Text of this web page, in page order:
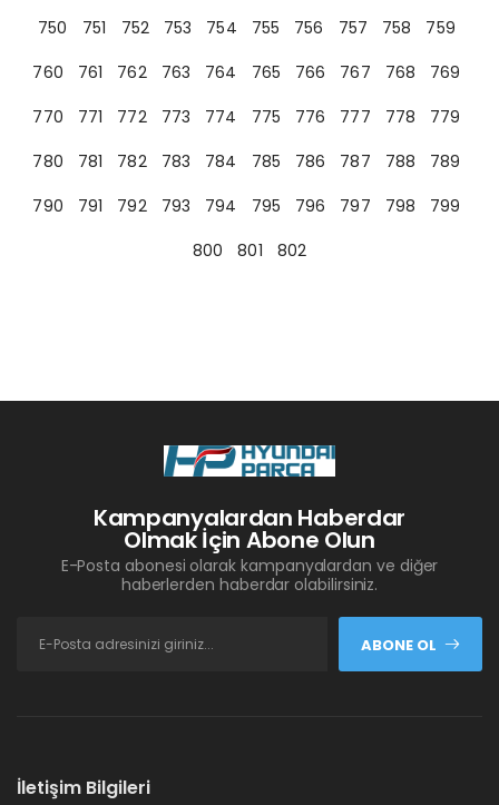
750
751 752 753 754 755 756 757 758
759
760
761 762 763 764 765 766 767 768
769
770
771 772 773 774 775 776 777 778
779
780
781 782 783 784 785 786 787 788
789
790
791 792 793 794 795 796 797 798
799
800
801 802
Kampanyalardan Haberdar
Olmak İçin Abone Olun
E-Posta abonesi olarak kampanyalardan ve diğer
haberlerden haberdar olabilirsiniz.
ABONE OL
İletişim Bilgileri